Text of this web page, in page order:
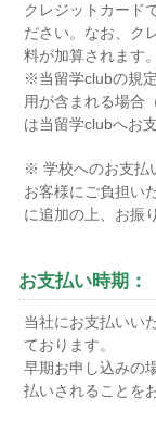
クレジットカード
ださい。なお、ク
料が加算されます
※当留学clubの規
用が含まれる場合
は当留学clubへお
※ 学校へのお支払
お客様にご負担い
に追加の上、お振
お支払い時期：
当社にお支払いい
ております。
早期お申し込みの
払いされること